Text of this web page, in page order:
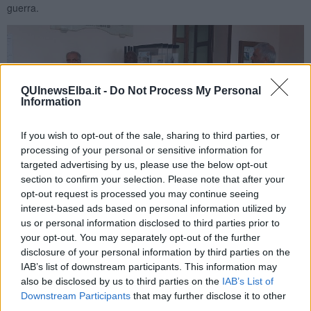
QUInewsElba.it - Do Not Process My Personal
Information
If you wish to opt-out of the sale, sharing to third parties, or
processing of your personal or sensitive information for
targeted advertising by us, please use the below opt-out
section to confirm your selection. Please note that after your
opt-out request is processed you may continue seeing
interest-based ads based on personal information utilized by
us or personal information disclosed to third parties prior to
your opt-out. You may separately opt-out of the further
disclosure of your personal information by third parties on the
IAB’s list of downstream participants. This information may
also be disclosed by us to third parties on the IAB’s List of
Downstream Participants that may further disclose it to other
guerra.
Celebrazioni a Porto Azzurro
Alla presenza delle autorità civili e militari e dei rappresentanti delle
associazioni combattentistiche e d’Arma del territorio, ilsindaco
Maurizio Papi, nel suo intervento, ha evidenziato il fatto che il
referendum svoltosi 80 anni fa, con il voto alle donne, “è stato il
primo importante passo del riconoscimento della parità di genere”,
ha ricordato coloro che hanno perso la vita per difendere gli ideali